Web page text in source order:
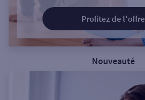
Profitez de l'offre
Nouveauté